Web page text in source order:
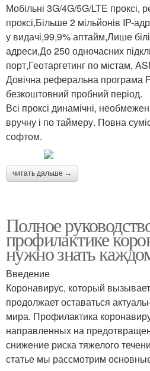
Мобільні 3G/4G/5G/LTE проксі,
проксі,Більше 2 мільйонів IP-
у видачі,99,9% аптайм,Лише
адреси,До 250 одночасних
порт,Геотаргетинг по містам,
Довічна реферальна програма
безкоштовний пробний період.
Всі проксі динамічні,
вручну і по таймеру. Повна
софтом.
читать дальше →
Полное
профилактике
нужно знать
Введение
Коронавирус, который
продолжает оставаться
мира. Профилактика
направленных на
снижение риска тяжелого
статье мы рассмотрим